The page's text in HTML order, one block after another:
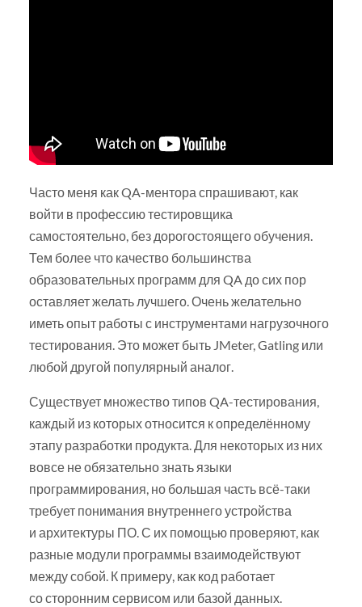
Часто меня как QA-ментора спрашивают, как
войти в профессию тестировщика
самостоятельно, без дорогостоящего обучения.
Тем более что качество большинства
образовательных программ для QA до сих пор
оставляет желать лучшего. Очень желательно
иметь опыт работы с инструментами нагрузочного
тестирования. Это может быть JMeter, Gatling или
любой другой популярный аналог.
Существует множество типов QA-тестирования,
каждый из которых относится к определённому
этапу разработки продукта. Для некоторых из них
вовсе не обязательно знать языки
программирования, но большая часть всё-таки
требует понимания внутреннего устройства
и архитектуры ПО. С их помощью проверяют, как
разные модули программы взаимодействуют
между собой. К примеру, как код работает
со сторонним сервисом или базой данных.